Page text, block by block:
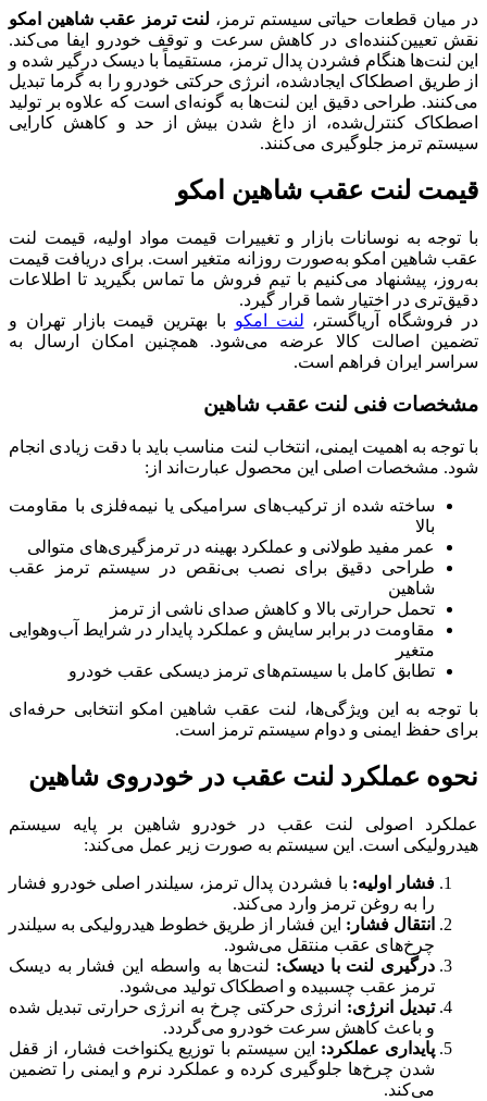
در میان قطعات حیاتی سیستم ترمز، لنت ترمز عقب شاهین امکو
نقش تعیین‌کننده‌ای در کاهش سرعت و توقف خودرو ایفا می‌کند.
این لنت‌ها هنگام فشردن پدال ترمز، مستقیماً با دیسک درگیر شده و
از طریق اصطکاک ایجادشده، انرژی حرکتی خودرو را به گرما تبدیل
می‌کنند. طراحی دقیق این لنت‌ها به گونه‌ای است که علاوه بر تولید
اصطکاک کنترل‌شده، از داغ شدن بیش‌ از‌ حد و کاهش کارایی
سیستم ترمز جلوگیری می‌کنند.
قیمت لنت عقب شاهین امکو
با توجه به نوسانات بازار و تغییرات قیمت مواد اولیه، قیمت لنت
عقب شاهین امکو به‌صورت روزانه متغیر است. برای دریافت قیمت
به‌روز، پیشنهاد می‌کنیم با تیم فروش ما تماس بگیرید تا اطلاعات
دقیق‌تری در اختیار شما قرار گیرد.
در فروشگاه آریاگستر، لنت امکو با بهترین قیمت بازار تهران و
تضمین اصالت کالا عرضه می‌شود. همچنین امکان ارسال به
سراسر ایران فراهم است.
مشخصات فنی لنت عقب شاهین
با توجه به اهمیت ایمنی، انتخاب لنت مناسب باید با دقت زیادی انجام
شود. مشخصات اصلی این محصول عبارت‌اند از:
ساخته شده از ترکیب‌های سرامیکی یا نیمه‌فلزی با مقاومت
بالا
عمر مفید طولانی و عملکرد بهینه در ترمزگیری‌های متوالی
طراحی دقیق برای نصب بی‌نقص در سیستم ترمز عقب
شاهین
تحمل حرارتی بالا و کاهش صدای ناشی از ترمز
مقاومت در برابر سایش و عملکرد پایدار در شرایط آب‌وهوایی
متغیر
تطابق کامل با سیستم‌های ترمز دیسکی عقب خودرو
با توجه به این ویژگی‌ها، لنت عقب شاهین امکو انتخابی حرفه‌ای
برای حفظ ایمنی و دوام سیستم ترمز است.
نحوه عملکرد لنت عقب در خودروی شاهین
عملکرد اصولی لنت عقب در خودرو شاهین بر پایه سیستم
هیدرولیکی است. این سیستم به صورت زیر عمل می‌کند:
فشار اولیه: با فشردن پدال ترمز، سیلندر اصلی خودرو فشار
را به روغن ترمز وارد می‌کند.
انتقال فشار: این فشار از طریق خطوط هیدرولیکی به سیلندر
چرخ‌های عقب منتقل می‌شود.
درگیری لنت با دیسک: لنت‌ها به واسطه این فشار به دیسک
ترمز عقب چسبیده و اصطکاک تولید می‌شود.
تبدیل انرژی: انرژی حرکتی چرخ به انرژی حرارتی تبدیل شده
و باعث کاهش سرعت خودرو می‌گردد.
پایداری عملکرد: این سیستم با توزیع یکنواخت فشار، از قفل
شدن چرخ‌ها جلوگیری کرده و عملکرد نرم و ایمنی را تضمین
می‌کند.